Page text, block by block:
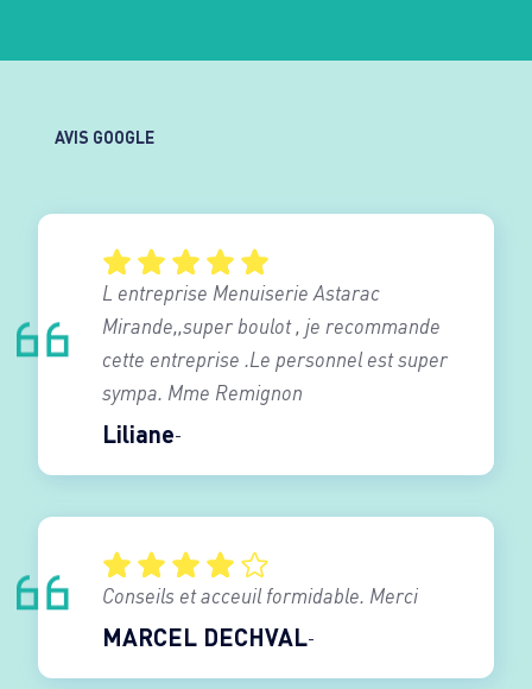
AVIS GOOGLE
Liliane
L entreprise Menuiserie Astarac
Mirande,,super boulot , je recommande
cette entreprise .Le personnel est super
sympa. Mme Remignon
MARCEL DECHVAL
Conseils et acceuil formidable. Merci